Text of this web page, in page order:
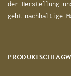
der Herstellung
geht nachhaltige